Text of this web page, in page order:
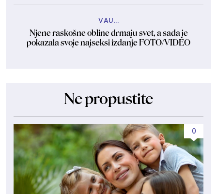
VAU...
Njene raskošne obline drmaju svet, a sada je
pokazala svoje najseksi izdanje FOTO/VIDEO
Ne propustite
0